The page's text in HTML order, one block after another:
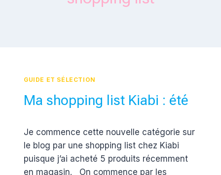
GUIDE ET SÉLECTION
Ma shopping list Kiabi : été
Estelle
Je commence cette nouvelle catégorie sur
le blog par une shopping list chez Kiabi
puisque j’ai acheté 5 produits récemment
en magasin. On commence par les